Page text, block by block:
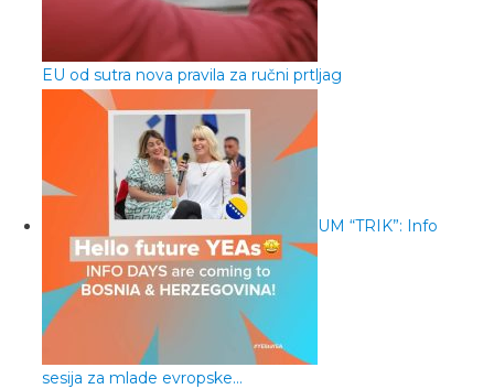
EU od sutra nova pravila za ručni prtljag
UM “TRIK”: Info
sesija za mlade evropske…